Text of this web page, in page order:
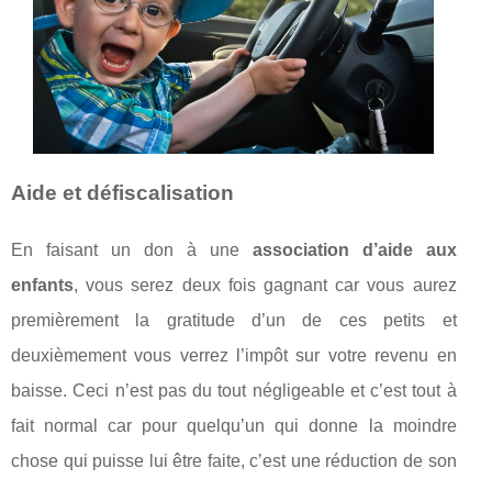
Aide et défiscalisation
En faisant un don à une association d’aide aux
enfants, vous serez deux fois gagnant car vous aurez
premièrement la gratitude d’un de ces petits et
deuxièmement vous verrez l’impôt sur votre revenu en
baisse. Ceci n’est pas du tout négligeable et c’est tout à
fait normal car pour quelqu’un qui donne la moindre
chose qui puisse lui être faite, c’est une réduction de son